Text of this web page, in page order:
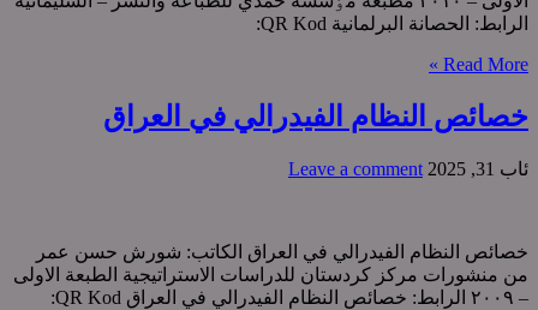
الرابط: الحصانة البرلمانية QR Kod:
Read More »
خصائص النظام الفیدرالي في العراق
ئاب 31, 2025 Leave a comment
خصائص النظام الفیدرالي في العراق الکاتب: شورش حسن عمر
من منشورات مرکز کردستان للدراسات الاستراتیجیة الطبعة الاولی
– ٢٠٠٩ الرابط: خصائص النظام الفیدرالي في العراق QR Kod: